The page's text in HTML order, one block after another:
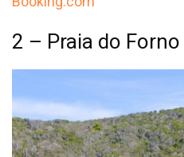
2 – Praia do Forno